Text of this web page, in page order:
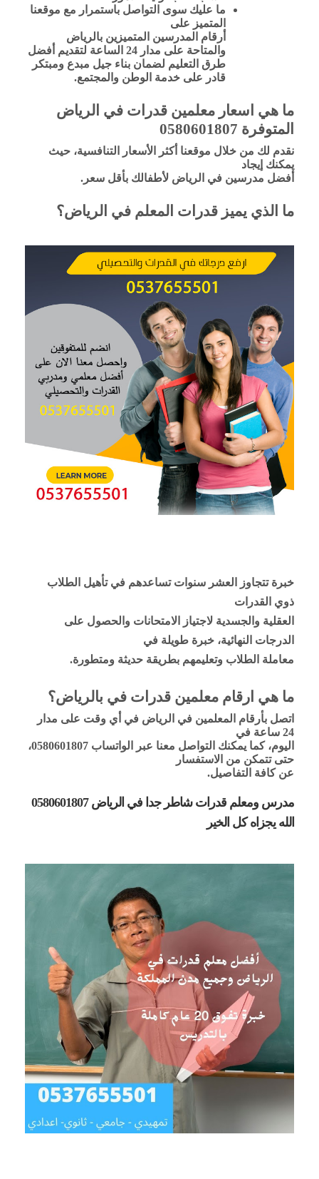
ما عليك سوى التواصل باستمرار مع موقعنا
المتميز على
أرقام المدرسين المتميزين بالرياض
والمتاحة على مدار 24 الساعة لتقديم أفضل
طرق التعليم لضمان بناء جيل مبدع ومبتكر
قادر على خدمة الوطن والمجتمع.
ما هي اسعار معلمين قدرات في الرياض
المتوفرة 0580601807
نقدم لك من خلال موقعنا أكثر الأسعار التنافسية، حيث
يمكنك إيجاد
أفضل مدرسين في الرياض لأطفالك بأقل سعر.
ما الذي يميز قدرات المعلم في الرياض؟
خبرة تتجاوز العشر سنوات تساعدهم في تأهيل الطلاب
ذوي القدرات
العقلية والجسدية لاجتياز الامتحانات والحصول على
الدرجات النهائية، خبرة طويلة في
معاملة الطلاب وتعليمهم بطريقة حديثة ومتطورة.
ما هي ارقام معلمين قدرات في بالرياض؟
اتصل بأرقام المعلمين في الرياض في أي وقت على مدار
24 ساعة في
اليوم، كما يمكنك التواصل معنا عبر الواتساب 0580601807،
حتى تتمكن من الاستفسار
عن كافة التفاصيل.
مدرس ومعلم قدرات شاطر جدا في الرياض 0580601807
الله يجزاه كل الخير